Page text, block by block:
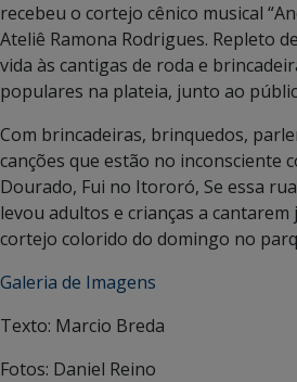
recebeu o cortejo cênico musical
Ateliê Ramona Rodrigues. Repleto
vida às cantigas de roda e
populares na plateia, junto ao
Com brincadeiras, brinquedos,
canções que estão no inconsciente
Dourado, Fui no Itororó, Se essa
levou adultos e crianças a
cortejo colorido do domingo no
Galeria de Imagens
Texto: Marcio Breda
Fotos: Daniel Reino